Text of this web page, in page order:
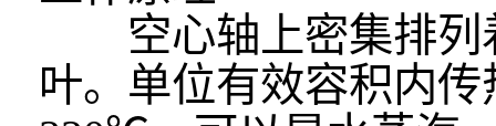
空心轴上密集排列
叶。单位有效容积内